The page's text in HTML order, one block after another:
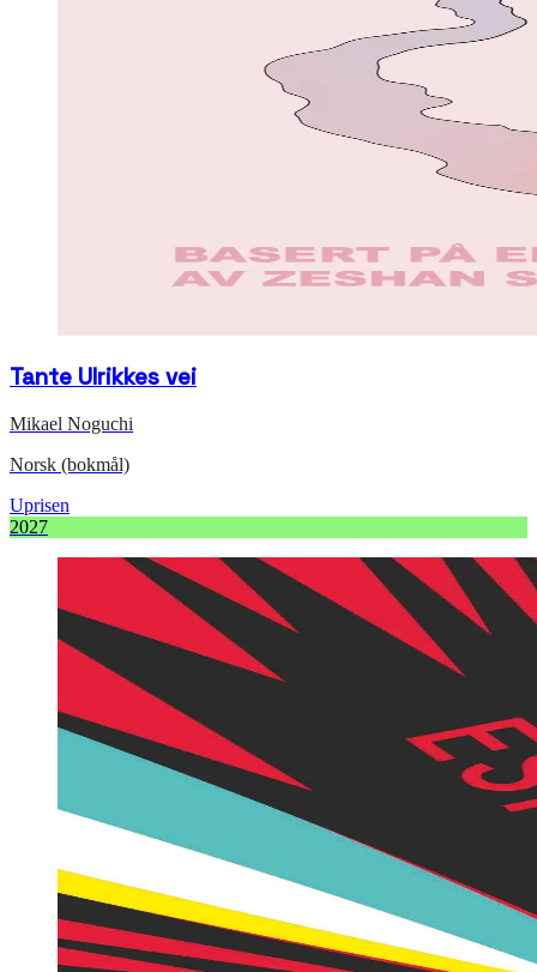
Tante Ulrikkes vei
Mikael Noguchi
Norsk (bokmål)
Uprisen
2027